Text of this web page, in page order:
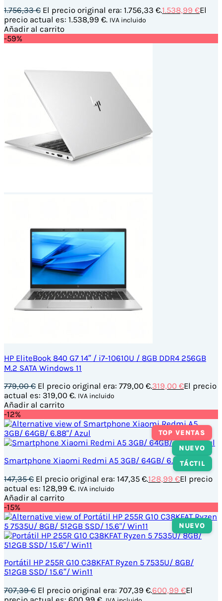
1.756,33€ El precio original era: 1.756,33 €.1.538,99 €El
precio actual es: 1.538,99 €. IVA incluido
Añadir al carrito
-59%
HP EliteBook 840 G7 14″ / i7-10610U / 8GB DDR4 256GB
M.2 SATA Windows 11
779,00€ El precio original era: 779,00 €.319,00 €El precio
actual es: 319,00 €. IVA incluido
Añadir al carrito
-12%
TOP VENTAS
NUEVO
TÁCTIL
Smartphone Xiaomi Redmi A5 3GB/ 64GB/ 6.88″/ Azul
147,35€ El precio original era: 147,35 €.128,99 €El precio
actual es: 128,99 €. IVA incluido
Añadir al carrito
-15%
NUEVO
Portátil HP 255R G10 C38KFAT Ryzen 5 7535U/ 8GB/
512GB SSD/ 15.6″/ Win11
707,39€ El precio original era: 707,39 €.600,99 €El